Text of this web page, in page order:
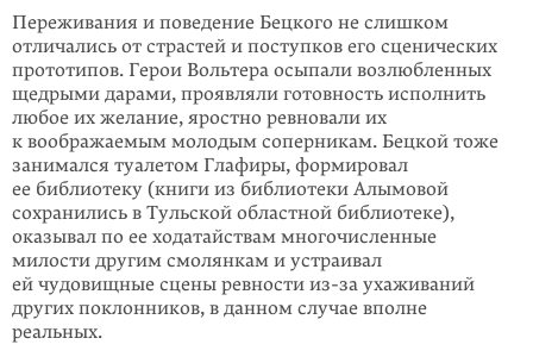
Переживания и поведение Бецкого не слишком
отличались от страстей и поступков его сценических
прототипов. Герои Вольтера осыпали возлюбленных
щедрыми дарами, проявляли готовность исполнить
любое их желание, яростно ревновали их
к воображаемым молодым соперникам. Бецкой тоже
занимался туалетом Глафиры, формировал
ее библиотеку (книги из библиотеки Алымовой
сохранились в Тульской областной библиотеке),
оказывал по ее ходатайствам многочисленные
милости другим смолянкам и устраивал
ей чудовищные сцены ревности из-за ухаживаний
других поклонников, в данном случае вполне
реальных.